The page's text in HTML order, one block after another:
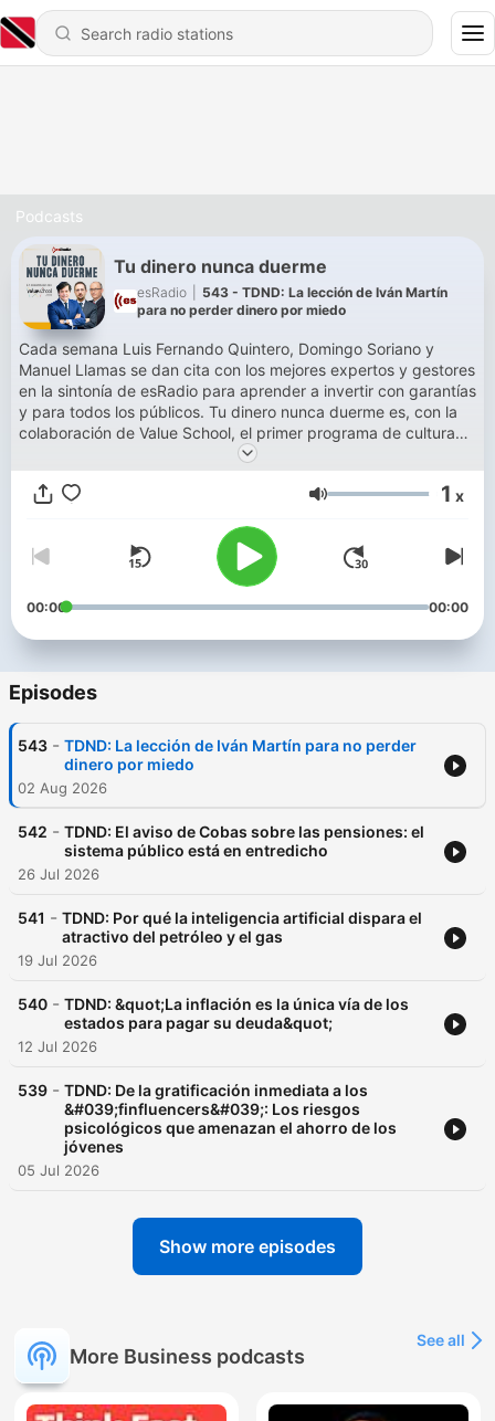
Podcasts
Tu dinero nunca duerme
esRadio
543 - TDND: La lección de Iván Martín
para no perder dinero por miedo
Cada semana Luis Fernando Quintero, Domingo Soriano y
Manuel Llamas se dan cita con los mejores expertos y gestores
en la sintonía de esRadio para aprender a invertir con garantías
y para todos los públicos. Tu dinero nunca duerme es, con la
colaboración de Value School, el primer programa de cultura
financiera de la radio generalista española. Cada semana
acerca a un público no experto en inversión desde los
conceptos más básicos como el ahorro hasta los detalles más
Volume 1 x
00:00 00:00
Episodes
543 - TDND: La lección de Iván Martín para no perder
dinero por miedo
02 Aug 2026
542 - TDND: El aviso de Cobas sobre las pensiones: el
sistema público está en entredicho
26 Jul 2026
541 - TDND: Por qué la inteligencia artificial dispara el
atractivo del petróleo y el gas
19 Jul 2026
540 - TDND: &quot;La inflación es la única vía de los
estados para pagar su deuda&quot;
12 Jul 2026
539 - TDND: De la gratificación inmediata a los
&#039;finfluencers&#039;: Los riesgos
psicológicos que amenazan el ahorro de los
jóvenes
05 Jul 2026
Show more episodes
More Business podcasts
See all